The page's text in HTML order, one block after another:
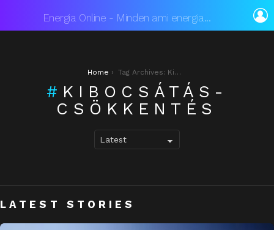
Energia Online - Minden ami energia...
Home Tag Archives: Kibocsátás-csökkentés
KIBOCSÁTÁS-
CSÖKKENTÉS
LATEST STORIES